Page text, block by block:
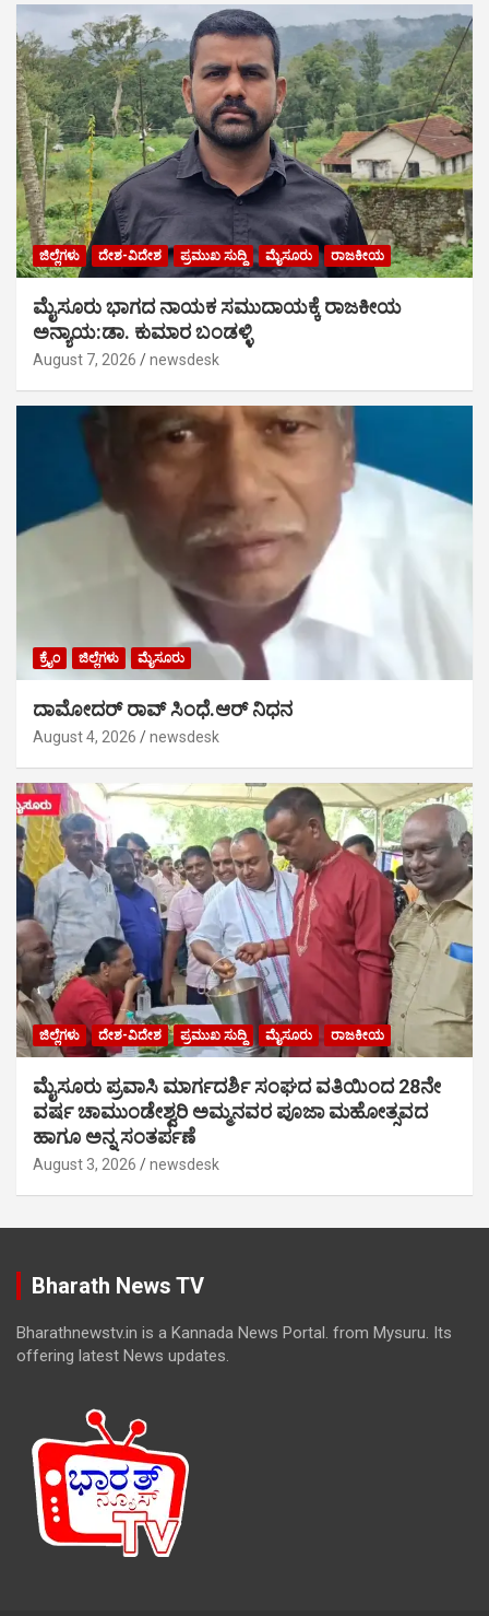
ಜಿಲ್ಲೆಗಳು ದೇಶ-ವಿದೇಶ ಪ್ರಮುಖ ಸುದ್ದಿ ಮೈಸೂರು ರಾಜಕೀಯ
ಮೈಸೂರು ಭಾಗದ ನಾಯಕ ಸಮುದಾಯಕ್ಕೆ ರಾಜಕೀಯ
ಅನ್ಯಾಯ:ಡಾ. ಕುಮಾರ ಬಂಡಳ್ಳಿ
August 7, 2026 newsdesk
ಕ್ರೈಂ ಜಿಲ್ಲೆಗಳು ಮೈಸೂರು
ದಾಮೋದರ್ ರಾವ್ ಸಿಂಧೆ.ಆರ್ ನಿಧನ
August 4, 2026 newsdesk
ಜಿಲ್ಲೆಗಳು ದೇಶ-ವಿದೇಶ ಪ್ರಮುಖ ಸುದ್ದಿ ಮೈಸೂರು ರಾಜಕೀಯ
ಮೈಸೂರು ಪ್ರವಾಸಿ ಮಾರ್ಗದರ್ಶಿ ಸಂಘದ ವತಿಯಿಂದ 28ನೇ
ವರ್ಷ ಚಾಮುಂಡೇಶ್ವರಿ ಅಮ್ಮನವರ ಪೂಜಾ ಮಹೋತ್ಸವದ
ಹಾಗೂ ಅನ್ನ ಸಂತರ್ಪಣೆ
August 3, 2026 newsdesk
Bharath News TV
Bharathnewstv.in is a Kannada News Portal. from Mysuru. Its
offering latest News updates.